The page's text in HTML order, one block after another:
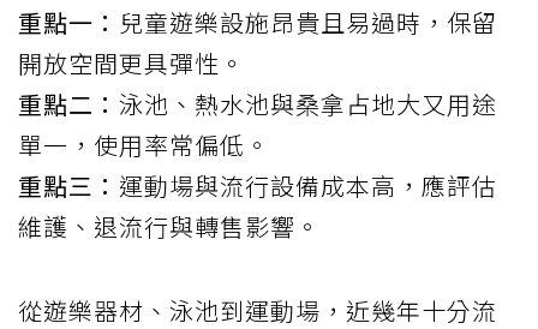
重點一： 兒童遊樂設施昂貴且易過時，保留
開放空間更具彈性。
重點二： 泳池、熱水池與桑拿占地大又用途
單一，使用率常偏低。
重點三： 運動場與流行設備成本高，應評估
維護、退流行與轉售影響。
從遊樂器材、泳池到運動場，近幾年十分流